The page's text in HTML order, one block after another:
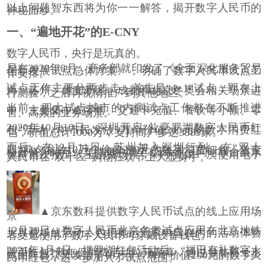
以上问题智东西将为你一一解答，揭开数字人民币的
神秘面纱。
一、 “遍地开花”的E-CNY
数字人民币，央行是玩真的。
早在2020年8月，商务部就印发了《全面深化服务贸易
创新发展试点总体方案》，明确了数字人民币试点工
作安排。
试点工作主要分两步走，首先是“4+1”试点，即在上
海、苏州、雄安新区、成都和北京冬奥会相关场景进
行测验，之后再视情推广到其他地区。
当前，四大试点城市的内测试点工作都在不断推进
中，主要集中在零售、交通卡充值、餐饮等小额、零
售、高频的业务场景。
2020年10月10日，深圳开启“礼享罗湖数字人民币红
包”活动，向市民发放5万个价值200元的数字消费红
包，价值总计1000万，支持商户多达3889家。
而后，在12月11日，苏州加入深圳行列，在“双十
二”前夕发放10万个价值200元的数字消费红包，总金
额升值2000万，支持商户增至1万余家，同时联合京东
数科首次推出线上消费场景，剁手党第一次使用电子
人民币在“双十二”购物狂欢节上大显身手。
▲京东数科提供数字人民币试点的线上应用场
景
12月29日，数字人民币北京冬奥试点应用在北京地铁
大兴机场线启动，包括奥运冠军申雪在内的活动体验
者受邀使用了数字人民币可穿戴设备钱包。
2021年1月4日，继罗湖红包活动后， “福田有礼数字人
民币红包”新年促消费活动拉开序幕，通过抽签摇号形
式面向群众又发放了10万个、每个价值200元的数字人
民币红包，进一步加大了试点范围。